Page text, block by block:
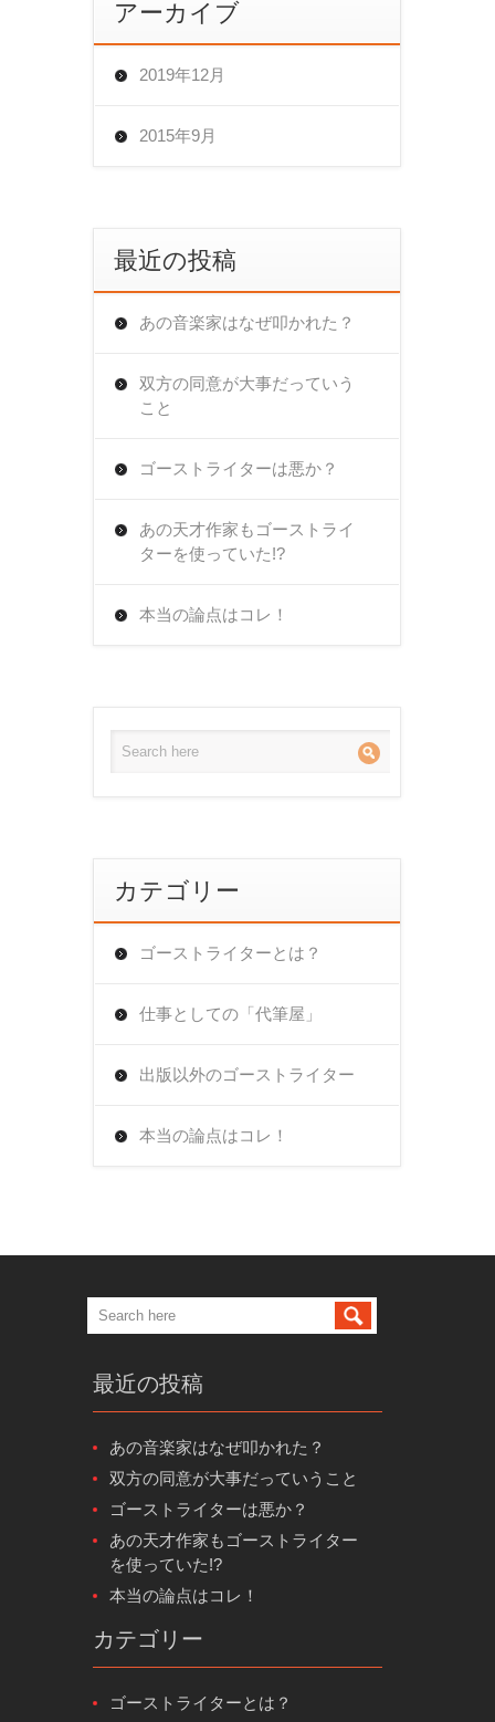
アーカイブ
2019年12月
2015年9月
最近の投稿
あの音楽家はなぜ叩かれた？
双方の同意が大事だっていう
こと
ゴーストライターは悪か？
あの天才作家もゴーストライ
ターを使っていた!?
本当の論点はコレ！
カテゴリー
ゴーストライターとは？
仕事としての「代筆屋」
出版以外のゴーストライター
本当の論点はコレ！
最近の投稿
あの音楽家はなぜ叩かれた？
双方の同意が大事だっていうこと
ゴーストライターは悪か？
あの天才作家もゴーストライター
を使っていた!?
本当の論点はコレ！
カテゴリー
ゴーストライターとは？